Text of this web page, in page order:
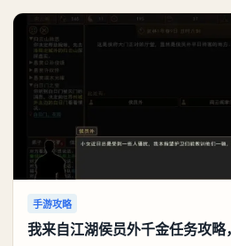
捕首领 史进]好感度提升至25%
武学书籍]×1。《我来自江湖》
程：【史进、茅九】任务
手游攻略
我来自江湖侯员外千金任务攻